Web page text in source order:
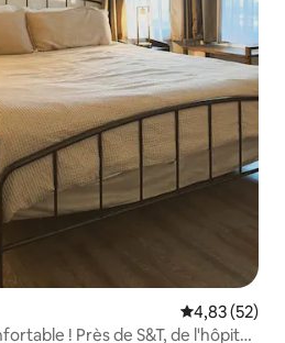
Évaluation
4,83 (52)
! Près de S&T, de l'hôpital,